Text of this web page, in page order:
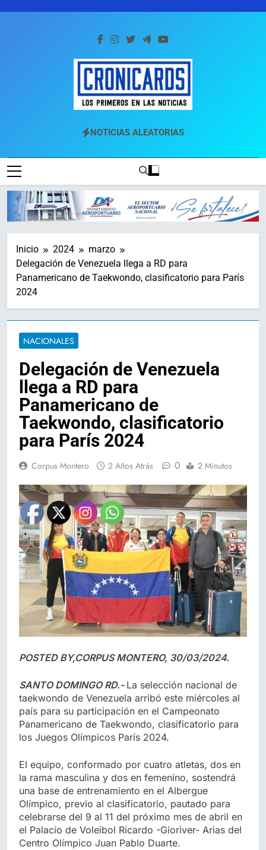
Cronicards
Los Primeros En Las Noticias
NOTICIAS ALEATORIAS
Inicio 2024
marzo
Delegación de Venezuela llega a RD para
Panamericano de Taekwondo, clasificatorio para París
2024
NACIONALES
Delegación de Venezuela
llega a RD para
Panamericano de
Taekwondo, clasificatorio
para París 2024
Corpus Montero 2 Años Atrás 0 2 Minutos
POSTED BY,CORPUS MONTERO, 30/03/2024.
SANTO DOMINGO RD.- La selección nacional de
taekwondo de Venezuela arribó este miércoles al
país para su participación en el Campeonato
Panamericano de Taekwondo, clasificatorio para
los Juegos Olímpicos París 2024.
El equipo, conformado por cuatro atletas, dos en
la rama masculina y dos en femenino, sostendrá
una base de entrenamiento en el Albergue
Olímpico, previo al clasificatorio, pautado para
celebrarse del 9 al 11 del próximo mes de abril en
el Palacio de Voleibol Ricardo -Gioriver- Arias del
Centro Olímpico Juan Pablo Duarte.